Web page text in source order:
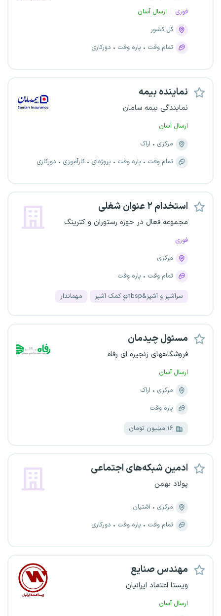
فوری
ارسال آسان
کل کشور
تمام وقت
پاره وقت دورکاری
نماینده بیمه
نمایندگی بیمه سامان
ارسال آسان
مرکزی
اراک
تمام وقت
پاره وقت پروژه‌ای کارآموزی دورکاری
استخدام ۲ عنوان شغلی
مجموعه فعال در حوزه رستوران و کترینگ
فوری
مرکزی
تمام وقت
پاره وقت
سرآشپز و آشپز&nbsp;و کمک آشپز مهماندار
مسئول چیدمان
فروشگاههای زنجیره ای رفاه
ارسال آسان
مرکزی
اراک
پاره وقت
۱۶ میلیون تومان
ادمین شبکه‌های اجتماعی
پولاد بهمن
مرکزی
آشتیان
تمام وقت
پاره وقت دورکاری
مهندس صنایع
ویستا اعتماد ایرانیان
ارسال آسان